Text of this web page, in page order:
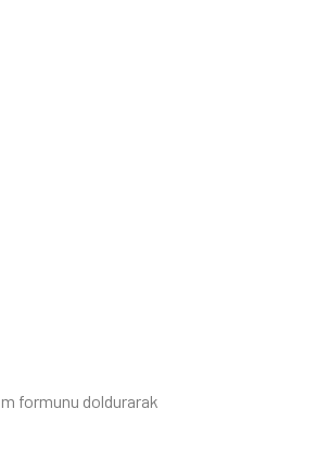
formunu doldurarak